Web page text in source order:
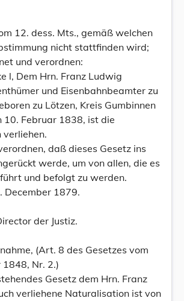
12. dess. Mts., gemäß welchen
nicht stattfinden wird;
und verordnen:
l, Dem Hrn. Franz Ludwig
und Eisenbahnbeamter zu
zu Lötzen, Kreis Gumbinnen
10. Februar 1838, ist die
daß dieses Gesetz ins
werde, um von allen, die es
und befolgt zu werden.
December 1879.
der Justiz.
(Art. 8 des Gesetzes vom
Nr. 2.)
Gesetz dem Hrn. Franz
verliehene Naturalisation ist von